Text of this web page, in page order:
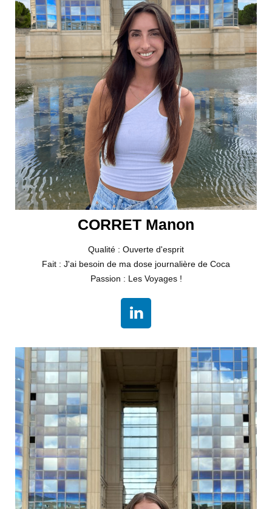
CORRET Manon
Qualité : Ouverte d'esprit
Fait : J'ai besoin de ma dose journalière de Coca
Passion : Les Voyages !